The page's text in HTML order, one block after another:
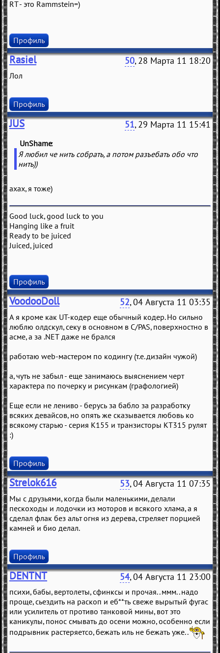
RT - это Rammstein=)
Профиль
Rasiel 50, 28 Марта 11 18:20
Лол
Профиль
JUS 51, 29 Марта 11 15:41
UnShame
Я любил че нить собрать, а потом разъебать обо что
нить))
ахах, я тоже)
Good luck, good luck to you
Hanging like a fruit
Ready to be juiced
Juiced, juiced
Профиль
VoodooDoll 52, 04 Августа 11 03:35
А я кроме как UT-кодер еще обычный кодер. Но сильно
люблю олдскул, секу в основном в C/PAS, поверхностно в
асме, а за .NET даже не брался
работаю web-мастером по кодингу (т.е. дизайн чужой)
а, чуть не забыл - еще занимаюсь выяснением черт
характера по почерку и рисункам (графологией)
Еще если не лениво - берусь за бабло за разработку
всяких девайсов, но опять же сказывается любовь ко
всякому старью - серия К155 и транзисторы КТ315 рулят
:)
Профиль
Strelok616 53, 04 Августа 11 07:35
Мы с друзьями, когда были маленькими, делали
пескоходы и лодочки из моторов и всякого хлама, а я
сделал флак без альт огня из дерева, стреляет порцией
камней и био делал.
Профиль
DENTNT 54, 04 Августа 11 23:00
психи, бабы, вертолеты, сфинксы и прочая.. ммм.. надо
проще, сьездить на раскоп и еб**ть свеже вырытый фугас
или усилитель от противо танковой мины, вот это
каникулы, понос смывать до осени можно, особенно если
подрывник растеряетсо, бежать иль не бежать уже..